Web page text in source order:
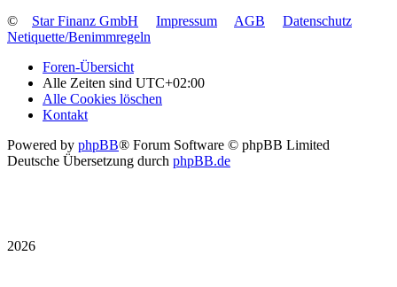
©
Star Finanz GmbH Impressum AGB
Datenschutz
Netiquette/Benimmregeln
Foren-Übersicht
Alle Zeiten sind UTC+02:00
Alle Cookies löschen
Kontakt
Powered by phpBB® Forum Software © phpBB Limited
Deutsche Übersetzung durch phpBB.de
2026